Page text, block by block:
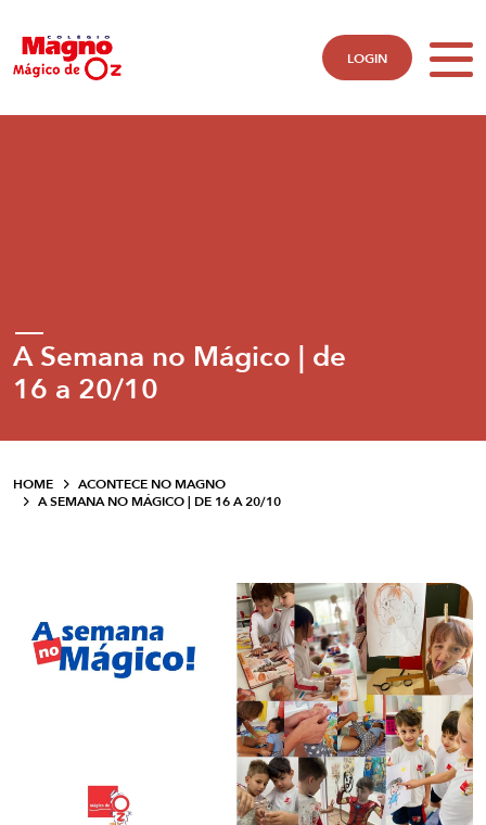
LOGIN
A Semana no Mágico | de
16 a 20/10
HOME
ACONTECE NO MAGNO
A SEMANA NO MÁGICO | DE 16 A 20/10